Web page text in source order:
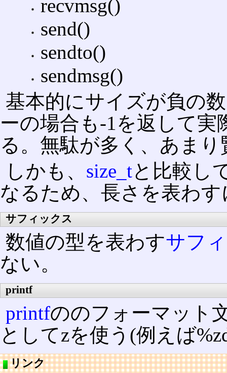
recvmsg()
send()
sendto()
sendmsg()
基本的にサイズが負の
ーの場合も-1を返して実
る。無駄が多く、あま
しかも、 size_tと比較し
なるため、長さを表わ
サフィックス
数値の型を表わすサフ
ない。
printf
printfののフォーマット
としてzを使う(例えば
リンク